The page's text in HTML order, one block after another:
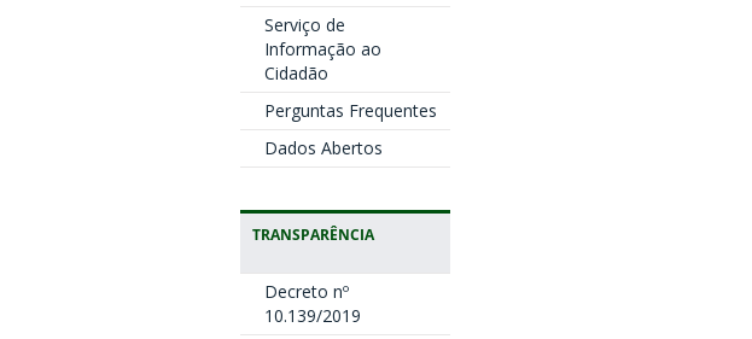
Serviço de
Informação ao
Cidadão
Perguntas Frequentes
Dados Abertos
TRANSPARÊNCIA
Decreto nº
10.139/2019